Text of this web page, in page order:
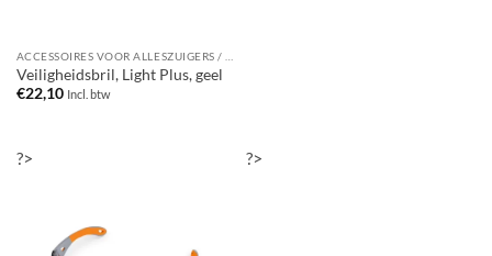
Veiligheidsbril, Light Plus, geel
€22,10 Incl. btw
?> ?>